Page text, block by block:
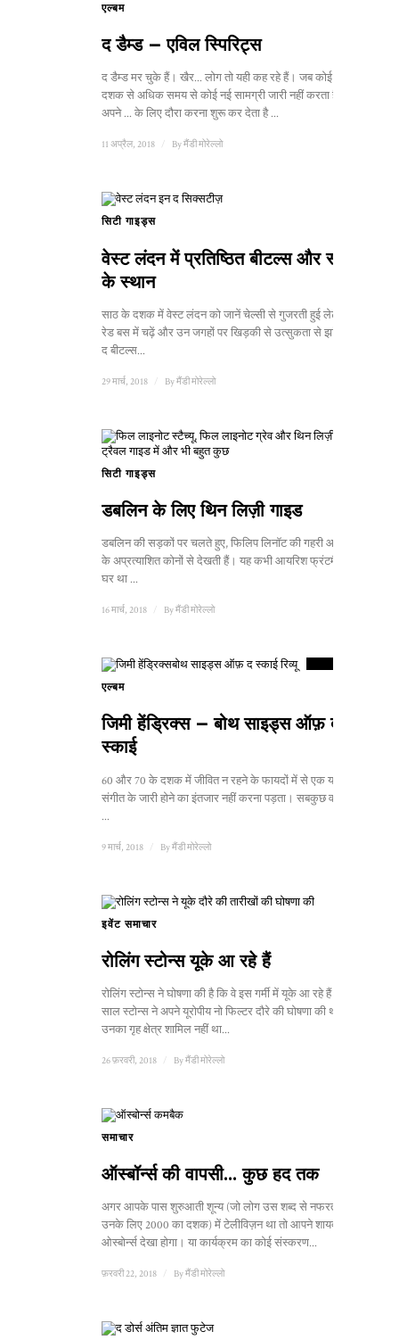
एल्बम
द डैम्ड – एविल स्पिरिट्स
द डैम्ड मर चुके हैं। खैर... लोग तो यही कह रहे हैं। जब कोई बैंड एक
दशक से अधिक समय से कोई नई सामग्री जारी नहीं करता है और
अपने ... के लिए दौरा करना शुरू कर देता है ...
11 अप्रैल, 2018 Byमैंडी मोरेल्लो
सिटी गाइड्स
वेस्ट लंदन में प्रतिष्ठित बीटल्स और स्टोन
के स्थान
साठ के दशक में वेस्ट लंदन को जानें चेल्सी से गुजरती हुई लेटरबॉक्स
रेड बस में चढ़ें और उन जगहों पर खिड़की से उत्सुकता से झांकें जहाँ
द बीटल्स...
29 मार्च, 2018 Byमैंडी मोरेल्लो
सिटी गाइड्स
डबलिन के लिए थिन लिज़ी गाइड
डबलिन की सड़कों पर चलते हुए, फिलिप लिनॉट की गहरी आँखें शहर
के अप्रत्याशित कोनों से देखती हैं। यह कभी आयरिश फ्रंटमैन का
घर था ...
16 मार्च, 2018 Byमैंडी मोरेल्लो
स्कोर
एल्बम
जिमी हेंड्रिक्स – बोथ साइड्स ऑफ़ द
स्काई
60 और 70 के दशक में जीवित न रहने के फायदों में से एक यह है कि
संगीत के जारी होने का इंतजार नहीं करना पड़ता। सबकुछ वहीं है। द
...
9 मार्च, 2018 Byमैंडी मोरेल्लो
इवेंट समाचार
रोलिंग स्टोन्स यूके आ रहे हैं
रोलिंग स्टोन्स ने घोषणा की है कि वे इस गर्मी में यूके आ रहे हैं। पिछले
साल स्टोन्स ने अपने यूरोपीय नो फिल्टर दौरे की घोषणा की थी जिसमें
उनका गृह क्षेत्र शामिल नहीं था...
26 फ़रवरी, 2018 Byमैंडी मोरेल्लो
समाचार
ऑस्बॉर्न्स की वापसी... कुछ हद तक
अगर आपके पास शुरुआती शून्य (जो लोग उस शब्द से नफरत करते हैं
उनके लिए 2000 का दशक) में टेलीविज़न था तो आपने शायद द
ओस्बोर्न्स देखा होगा। या कार्यक्रम का कोई संस्करण...
फ़रवरी 22, 2018 Byमैंडी मोरेल्लो